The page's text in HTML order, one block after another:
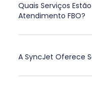
Quais Serviços
Atendimento FBO?
A SyncJet Oferece